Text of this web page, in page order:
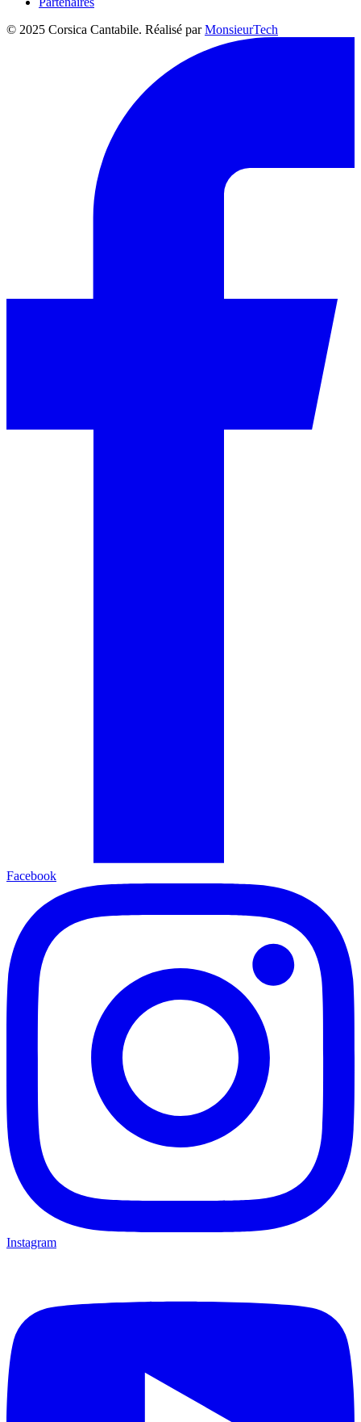
© 2025 Corsica Cantabile. Réalisé parMonsieurTech
Facebook
Instagram